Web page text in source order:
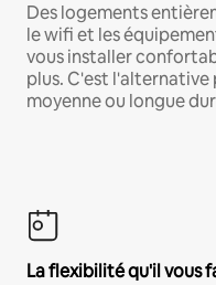
Des logements
le wifi et les
vous installer
plus. C'est
moyenne ou longue
La flexibilité qu'il vous